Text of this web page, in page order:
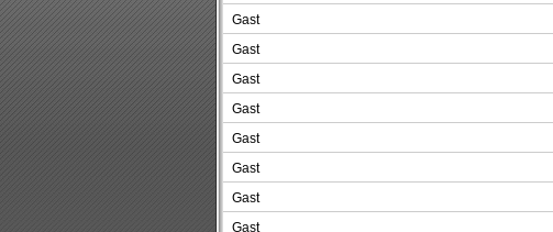
Gast
Gast
Gast
Gast
Gast
Gast
Gast
Gast